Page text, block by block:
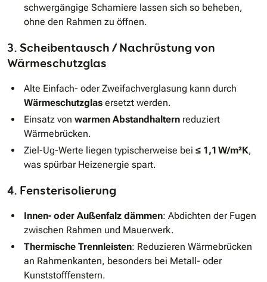
schwergängige Scharniere lassen sich so beheben,
ohne den Rahmen zu öffnen.
3. Scheibentausch / Nachrüstung von
Wärmeschutzglas
Alte Einfach- oder Zweifachverglasung kann durch
Wärmeschutzglas ersetzt werden.
Einsatz von warmen Abstandhaltern reduziert
Wärmebrücken.
Ziel-Ug-Werte liegen typischerweise bei ≤ 1,1 W/m²K,
was spürbar Heizenergie spart.
4. Fensterisolierung
Innen- oder Außenfalz dämmen: Abdichten der Fugen
zwischen Rahmen und Mauerwerk.
Thermische Trennleisten: Reduzieren Wärmebrücken
an Rahmenkanten, besonders bei Metall- oder
Kunststofffenstern.